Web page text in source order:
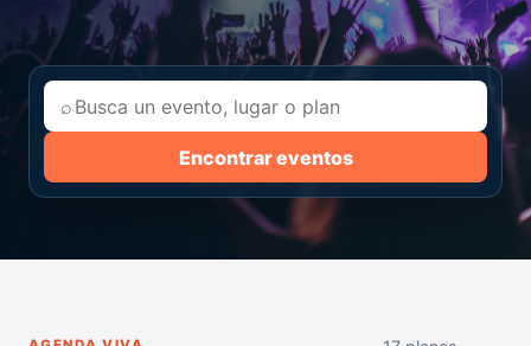
⌕
Encontrar eventos